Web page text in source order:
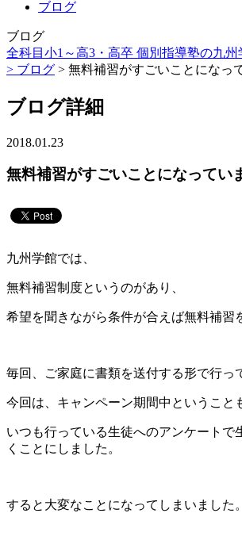
ブログ
ブログ
全科目小1～高3・高卒 個別指導塾の九
> ブログ > 無料補習がすごいことになっ
ブログ詳細
2018.01.23
無料補習がすごいことになってい
九州学館では、
無料補習制度というのがあり、
希望を聞きながら条件が合えば無料補習
毎回、ご家庭に書類を送付する形で行っ
今回は、キャンペーン期間中ということ
いつも行っている生徒へのアンケートで
くことにしました。
すると大変なことになってしまいました。